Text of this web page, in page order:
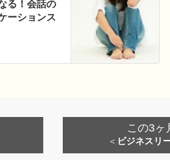
る！会話の
ーションス
この3ヶ
＜ ビジネスリ